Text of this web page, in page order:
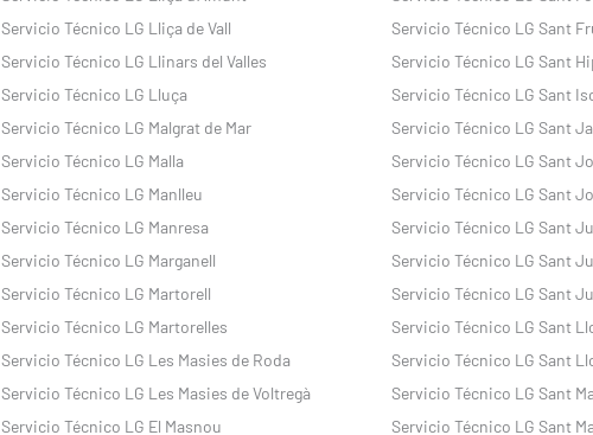
Servicio Técnico LG Lliça de Vall
Servicio Técnico LG Llinars del Valles
Servicio Técnico LG Lluça
Servicio Técnico LG Malgrat de Mar
Servicio Técnico LG Malla
Servicio Técnico LG Manlleu
Servicio Técnico LG Manresa
Servicio Técnico LG Marganell
Servicio Técnico LG Martorell
Servicio Técnico LG Martorelles
Servicio Técnico LG Les Masies de Roda
Servicio Técnico LG Les Masies de Voltregà
Servicio Técnico LG El Masnou
Servicio Técnico LG Sant
Servicio Técnico LG Sant
Servicio Técnico LG Sant
Servicio Técnico LG Sant
Servicio Técnico LG Sant
Servicio Técnico LG Sant
Servicio Técnico LG Sant
Servicio Técnico LG Sant
Servicio Técnico LG Sant
Servicio Técnico LG Sant
Servicio Técnico LG Sant
Servicio Técnico LG Sant
Servicio Técnico LG Sant